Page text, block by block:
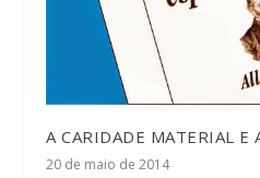
A CARIDADE MATERIAL E
20 de maio de 2014